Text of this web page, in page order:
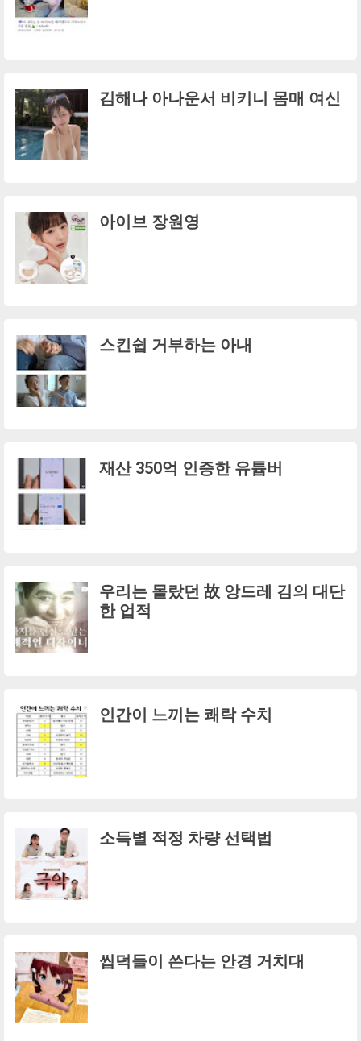
김해나 아나운서 비키니 몸매 여신
아이브 장원영
스킨쉽 거부하는 아내
재산 350억 인증한 유튭버
우리는 몰랐던 故 앙드레 김의 대단
한 업적
인간이 느끼는 쾌락 수치
소득별 적정 차량 선택법
씹덕들이 쓴다는 안경 거치대